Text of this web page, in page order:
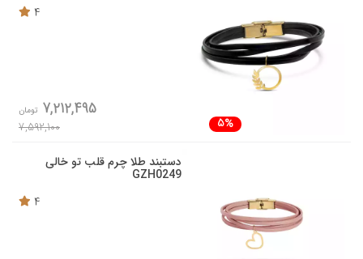
4
5%
7,212,495 تومان
7,592,100
دستبند طلا چرم قلب تو خالی
GZH0249
4